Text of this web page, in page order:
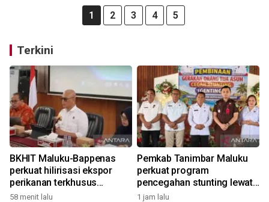
1 2 3 4 5
Terkini
BKHIT Maluku-Bappenas
perkuat hilirisasi ekspor
perikanan terkhusus
komoditas TCT
58 menit lalu
Pemkab Tanimbar Maluku
perkuat program
pencegahan stunting lewat
Genting 2026
1 jam lalu